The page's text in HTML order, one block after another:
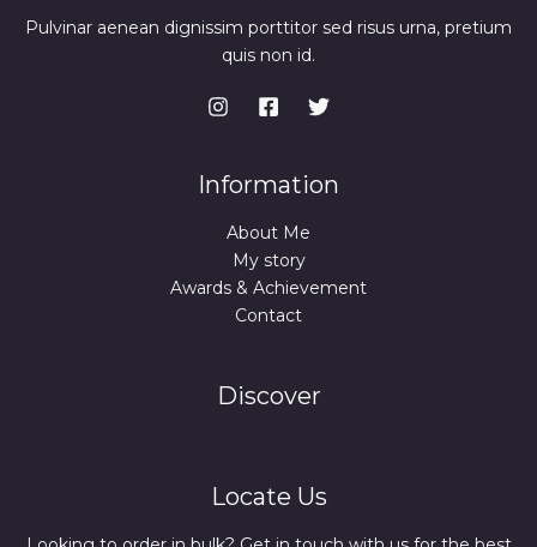
Pulvinar aenean dignissim porttitor sed risus urna, pretium
quis non id.
Information
About Me
My story
Awards & Achievement
Contact
Discover
Locate Us